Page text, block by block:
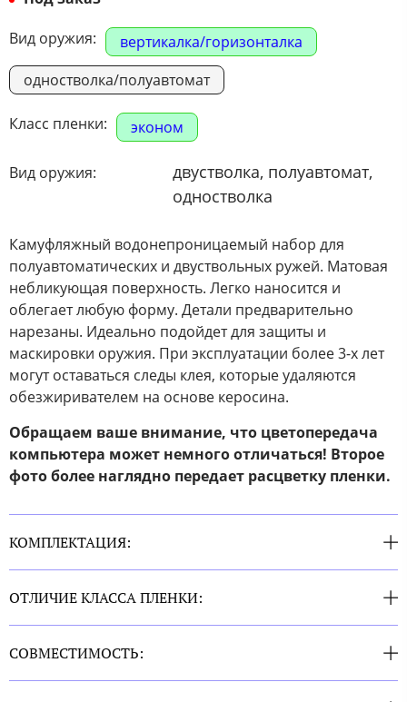
Вид оружия:
вертикалка/горизонталка
одностволка/полуавтомат
Класс пленки: эконом
Вид оружия:
двустволка, полуавтомат,
одностволка
Камуфляжный водонепроницаемый набор для
полуавтоматических и двуствольных ружей. Матовая
небликующая поверхность. Легко наносится и
облегает любую форму. Детали предварительно
нарезаны. Идеально подойдет для защиты и
маскировки оружия. При эксплуатации более 3-х лет
могут оставаться следы клея, которые удаляются
обезжиривателем на основе керосина.
Обращаем ваше внимание, что цветопередача
компьютера может немного отличаться! Второе
фото более наглядно передает расцветку пленки.
КОМПЛЕКТАЦИЯ:
ОТЛИЧИЕ КЛАССА ПЛЕНКИ:
СОВМЕСТИМОСТЬ: